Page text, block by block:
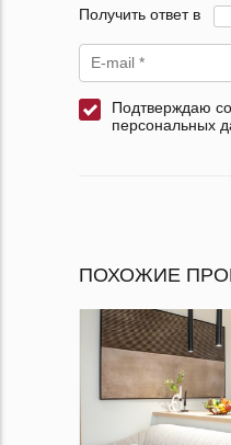
Получить ответ в
Подтверждаю
персональных
ПОХОЖИЕ